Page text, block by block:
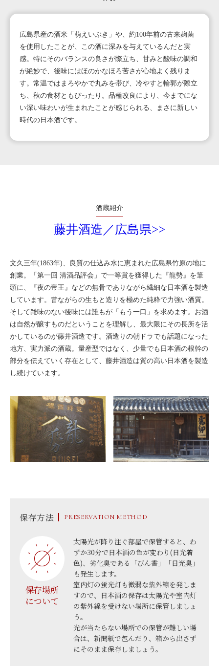
広島県産の酒米「萌えいぶき」や、約100年前の古来麹菌
を使用したことが、この酒に深みを与えているんだと実
感。特にそのバランスの良さが際立ち、甘みと酸味の調和
が絶妙で、後味にはほのかなほろ苦さが心地よく残りま
す。常温ではまろやかで丸みを帯び、冷やすと輪郭が際立
ち、秋の食材ともぴったり。品種改良により、今までにな
い深い味わいが生まれたことが感じられる、まさに新しい
時代の日本酒です。
酒蔵紹介
藤井酒造／広島県>>
文久三年(1863年)、良質の仕込み水に恵まれた広島県竹原の地に
創業。「第一回 清酒品評会」で一等賞を獲得した『龍勢』を筆
頭に、『夜の帝王』などの無骨でありながら繊細な日本酒を製造
しています。昔ながらの生もと造りを極めた純粋で力強い酒質。
そして雑味のない後味には誰もが「もう一口」を求めます。お酒
は自然が醸すものだということを理解し、最大限にその長所を活
かしているのが藤井酒造です。酒造りの朝ドラでも話題になった
地方、実力派の酒蔵。量産型ではなく、少量でも日本酒の根幹の
部分を伝えていく存在として、藤井酒造は質の高い日本酒を製造
し続けています。
保存方法 PRESERVATION METHOD
保存場所
について
太陽光が降り注ぐ部屋で保管すると、わ
ずか30分で日本酒の色が変わり(日光着
色)、劣化臭である「びん香」「日光臭」
も発生します。
室内灯の蛍光灯も微弱な紫外線を発しま
すので、日本酒の保存は太陽光や室内灯
の紫外線を受けない場所に保管しましょ
う。
光が当たらない場所での保管が難しい場
合は、新聞紙で包んだり、箱から出さず
にそのまま保存しましょう。